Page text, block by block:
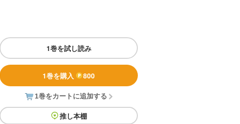
1巻を試し読み
1巻を購入 800
1巻をカートに追加する
推し本棚